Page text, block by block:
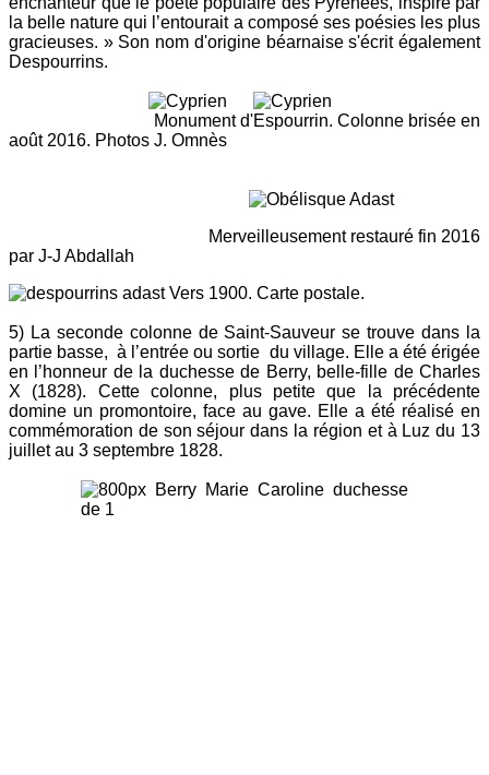
la belle nature qui l’entourait a composé ses poésies les plus
gracieuses. » Son nom d'origine béarnaise s'écrit également
Despourrins.
Monument d'Espourrin. Colonne brisée en
août 2016. Photos J. Omnès
Merveilleusement restauré fin 2016
par J-J Abdallah
Vers 1900. Carte postale.
5) La seconde colonne de Saint-Sauveur se trouve dans la
partie basse, à l’entrée ou sortie du village. Elle a été érigée
en l’honneur de la duchesse de Berry, belle-fille de Charles
X (1828). Cette colonne, plus petite que la précédente
domine un promontoire, face au gave. Elle a été réalisé en
commémoration de son séjour dans la région et à Luz du 13
juillet au 3 septembre 1828.